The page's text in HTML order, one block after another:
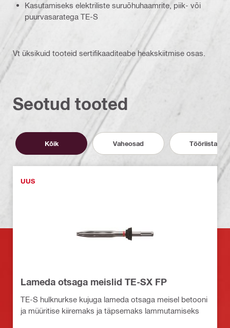
Kasutamiseks elektriliste suruõhuhaamrite, piik- või
puurvasaratega TE-S
Vt üksikuid tooteid sertifikaaditeabe heakskiitmise osas.
Seotud tooted
Kõik Vaheosad Tööriistad
UUS
Lameda otsaga meislid TE-SX FP
TE-S hulknurkse kujuga lameda otsaga meisel betooni
ja müüritise kiiremaks ja täpsemaks lammutamiseks